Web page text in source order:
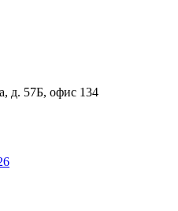
д. 57Б, офис 134